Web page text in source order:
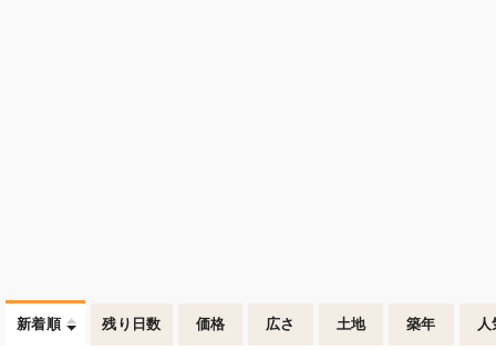
新着順 残り日数 価格 広さ 土地 築年 人